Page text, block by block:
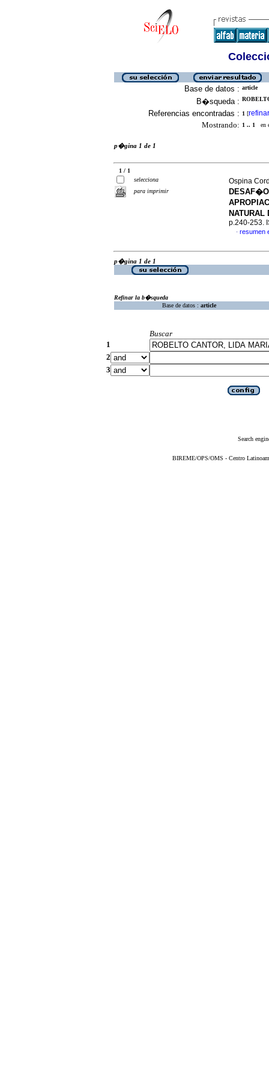
Base de datos : article
B�squeda :
Referencias encontradas : 1 [refinar
Mostrando: 1 .. 1 en
p�gina 1 de 1
1 / 1
selecciona
para imprimir
Ospina
p.240-253.
· resumen
p�gina 1 de 1
Refinar la b�squeda
Base de datos : article
Buscar
1
2
3
Search
BIREME/OPS/OMS - Centro